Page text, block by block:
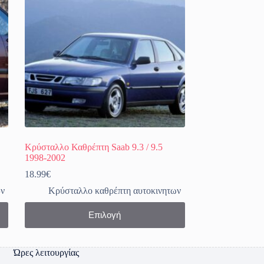
Κρύσταλλο Καθρέπτη Saab 9.3 / 9.5
1998-2002
18.99€
Κρύσταλλο καθρέπτη αυτοκινητων
Επιλογή
Αυτό
προϊόν
πολλαπλές
παραλλαγές.
Ώρες λειτουργίας